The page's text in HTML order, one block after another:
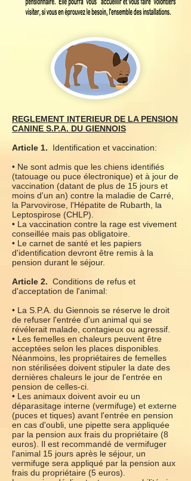
REGLEMENT INTERIEUR DE LA PENSION
CANINE S.P.A. DU GIENNOIS
Article 1. Identification et vaccination:
• Ne sont admis que les chiens identifiés
(tatouage ou puce électronique) et à jour de
vaccination (datant de plus de 15 jours et
moins d'un an) contre la maladie de Carré,
la Parvovirose, l'Hépatite de Rubarth, la
Leptospirose (CHLP).
• La vaccination contre la rage est vivement
conseillée mais pas obligatoire.
• Le carnet de santé et les papiers
d'identification devront être remis à la
pension durant le séjour.
Article 2. Conditions de refus et
d'acceptation de l'animal:
• La S.P.A. du Giennois se réserve le droit
de refuser l'entrée d'un animal qui se
révélerait malade, contagieux ou agressif.
• Les femelles en chaleurs peuvent être
acceptées selon les places disponibles.
Néanmoins, les propriétaires de femelles
non stérilisées doivent stipuler la date des
dernières chaleurs le jour de l'entrée en
pension de celles-ci.
• Les animaux doivent avoir eu un
déparasitage interne (vermifuge) et externe
(puces et tiques) avant l'entrée en pension
en cas d'oubli, une pipette sera appliquée
par la pension aux frais du propriétaire (8
euros). Il est recommandé de vermifuger
l'animal 15 jours après le séjour, un
vermifuge sera appliqué par la pension aux
frais du propriétaire (5 euros).